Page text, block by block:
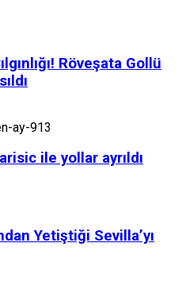
Röveşata Gollü
ile yollar ayrıldı
Yetiştiği Sevilla’yı